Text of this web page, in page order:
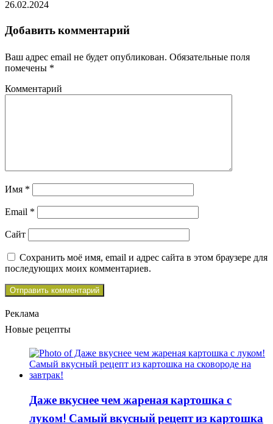
26.02.2024
Добавить комментарий
Ваш адрес email не будет опубликован. Обязательные поля
помечены *
Комментарий
Имя *
Email *
Сайт
Сохранить моё имя, email и адрес сайта в этом браузере для
последующих моих комментариев.
Реклама
Новые рецепты
Даже вкуснее чем жареная картошка с
луком! Самый вкусный рецепт из картошка